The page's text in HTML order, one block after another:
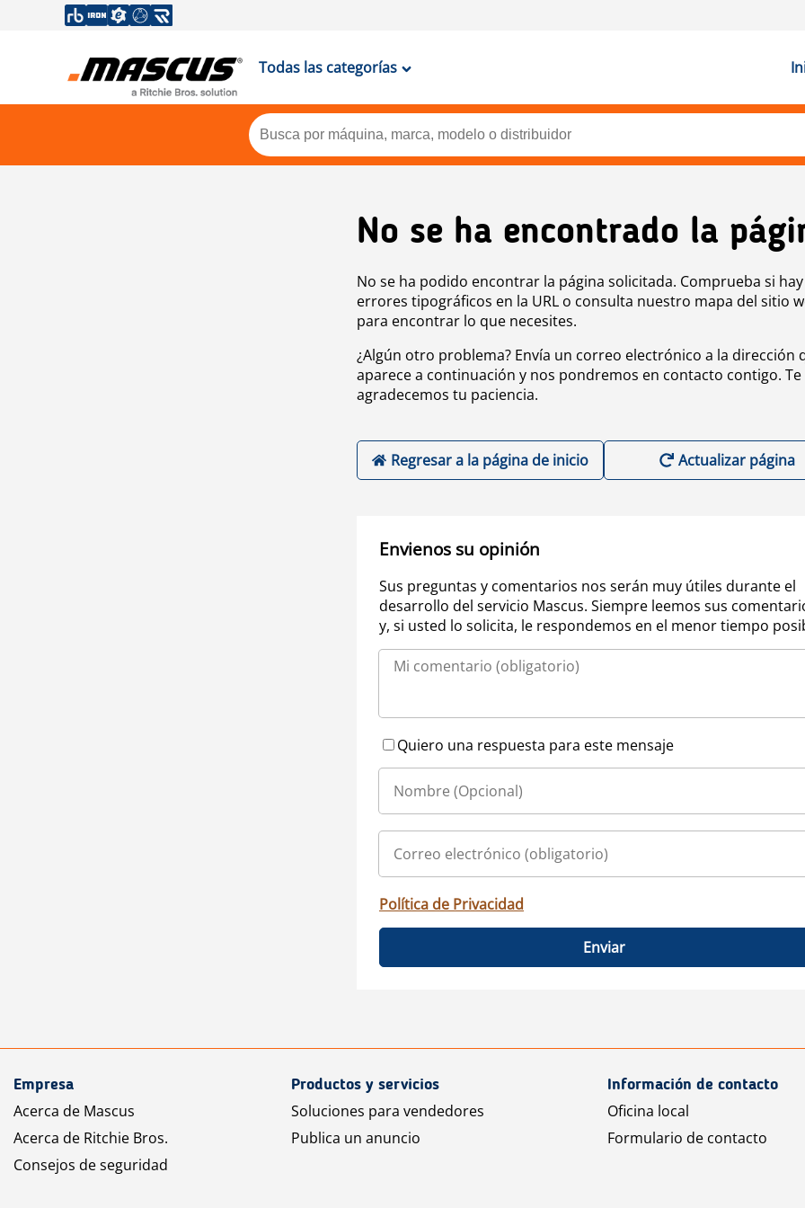
Todas las categorías
No se ha encontrado la
No se ha podido encontrar la página solicitada. Comprueba si hay
errores tipográficos en la URL o consulta nuestro mapa del sitio
para encontrar lo que necesites.
¿Algún otro problema? Envía un correo electrónico a la dirección
aparece a continuación y nos pondremos en contacto contigo. Te
agradecemos tu paciencia.
Regresar a la página de inicio Actualizar página
Envienos su opinión
Sus preguntas y comentarios nos serán muy útiles durante el
desarrollo del servicio Mascus. Siempre leemos sus
y, si usted lo solicita, le respondemos en el menor tiempo
Quiero una respuesta para este mensaje
Política de Privacidad
Enviar
Empresa
Acerca de Mascus
Acerca de Ritchie Bros.
Consejos de seguridad
Productos y servicios
Soluciones para vendedores
Publica un anuncio
Información de contacto
Oficina local
Formulario de contacto